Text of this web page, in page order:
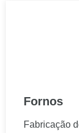
Fornos
Fabricação